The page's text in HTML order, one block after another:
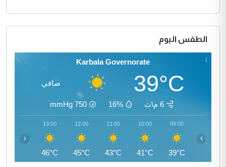
الطقس اليوم
Karbala Governorate
39°C صافي
6 م\ث 16%
750
mmHg
09:00
39°C
10:00
41°C
11:00
43°C
12:00
45°C
13:00
46°C
‹ ›